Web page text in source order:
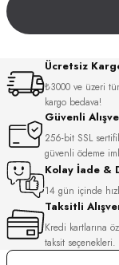
Ücretsiz
₺3000 ve üzeri
kargo bedava!
Güvenli
256-bit SSL
güvenli ödeme
Kolay İade &
14 gün içinde
Taksitli
Kredi kartlarına
taksit seçenekleri.